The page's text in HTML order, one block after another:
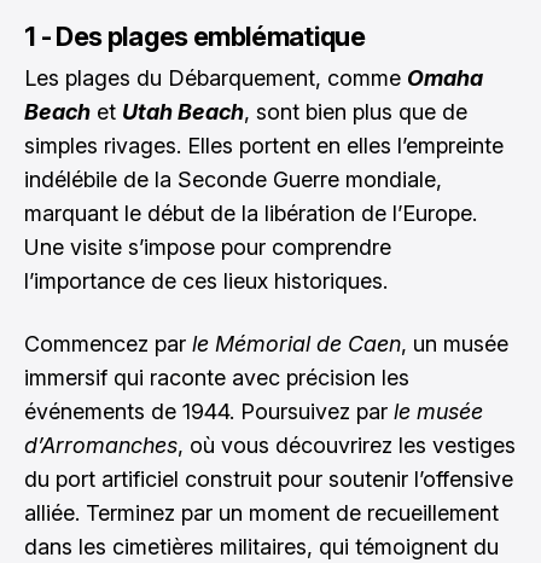
1 - Des plages emblématique
Les plages du Débarquement, comme Omaha
Beach et Utah Beach, sont bien plus que de
simples rivages. Elles portent en elles l’empreinte
indélébile de la Seconde Guerre mondiale,
marquant le début de la libération de l’Europe.
Une visite s’impose pour comprendre
l’importance de ces lieux historiques.
Commencez par le Mémorial de Caen, un musée
immersif qui raconte avec précision les
événements de 1944. Poursuivez par le musée
d’Arromanches, où vous découvrirez les vestiges
du port artificiel construit pour soutenir l’offensive
alliée. Terminez par un moment de recueillement
dans les cimetières militaires, qui témoignent du